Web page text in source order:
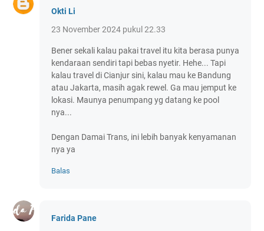
Okti Li
23 November 2024 pukul 22.33
Bener sekali kalau pakai travel itu kita berasa punya
kendaraan sendiri tapi bebas nyetir. Hehe... Tapi
kalau travel di Cianjur sini, kalau mau ke Bandung
atau Jakarta, masih agak rewel. Ga mau jemput ke
lokasi. Maunya penumpang yg datang ke pool
nya...
Dengan Damai Trans, ini lebih banyak kenyamanan
nya ya
Balas
Farida Pane